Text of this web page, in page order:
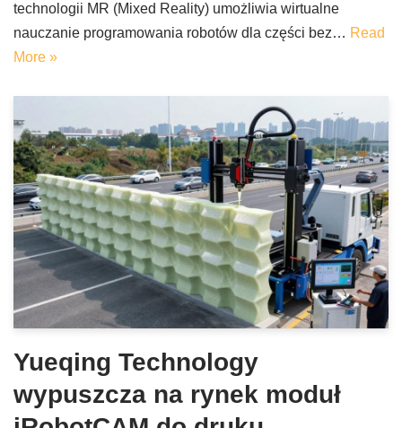
technologii MR (Mixed Reality) umożliwia wirtualne
nauczanie programowania robotów dla części bez… Read
More »
Yueqing Technology
wypuszcza na rynek moduł